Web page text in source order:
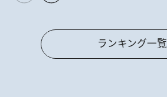
ランキング一覧